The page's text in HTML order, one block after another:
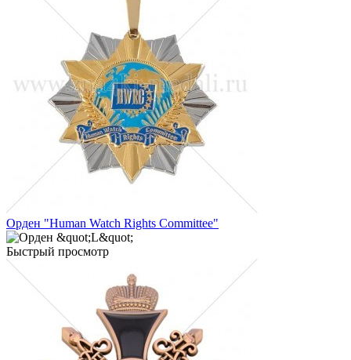
Орден "Human Watch Rights Committee"
Быстрый просмотр